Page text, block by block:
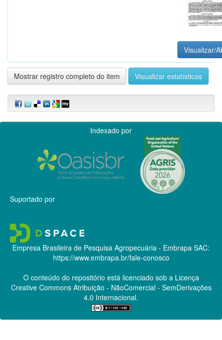
Visualizar/
Mostrar registro completo do item Visualizar estatísticas
Indexado por
Suportado por
Empresa Brasileira de Pesquisa Agropecuária - Embrapa SAC:
https://www.embrapa.br/fale-conosco
O conteúdo do repositório está licenciado sob a Licença
Creative CommonsAtribuição - NãoComercial - SemDerivações
4.0 Internacional.